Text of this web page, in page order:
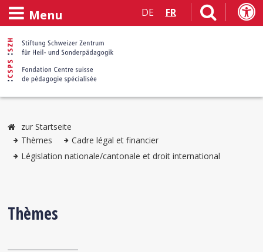
Menu DE FR
zur Startseite
Thèmes
Cadre légal et financier
Législation nationale/cantonale et droit international
Thèmes